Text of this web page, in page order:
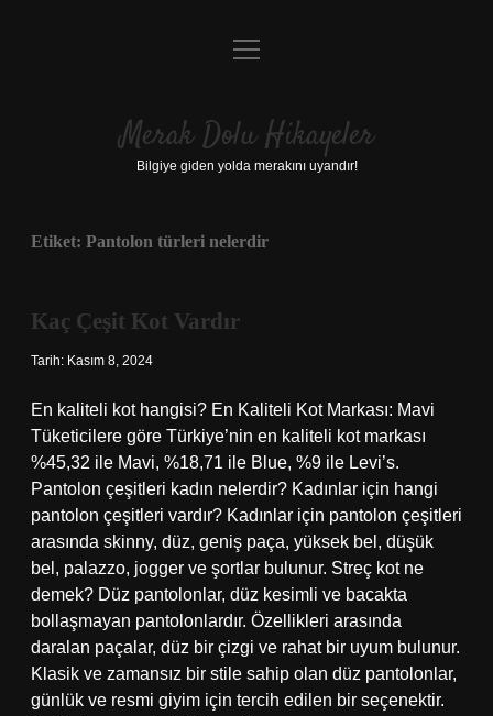
Anasayfa
Yasal Uyarı
menüyü
Merak Dolu Hikayeler
Bilgiye giden yolda merakını uyandır!
Etiket: Pantolon türleri nelerdir
Kaç Çeşit Kot Vardır
Tarih: Kasım 8, 2024
En kaliteli kot hangisi? En Kaliteli Kot Markası: Mavi
Tüketicilere göre Türkiye’nin en kaliteli kot markası
%45,32 ile Mavi, %18,71 ile Blue, %9 ile Levi’s.
Pantolon çeşitleri kadın nelerdir? Kadınlar için hangi
pantolon çeşitleri vardır? Kadınlar için pantolon çeşitleri
arasında skinny, düz, geniş paça, yüksek bel, düşük
bel, palazzo, jogger ve şortlar bulunur. Streç kot ne
demek? Düz pantolonlar, düz kesimli ve bacakta
bollaşmayan pantolonlardır. Özellikleri arasında
daralan paçalar, düz bir çizgi ve rahat bir uyum bulunur.
Klasik ve zamansız bir stile sahip olan düz pantolonlar,
günlük ve resmi giyim için tercih edilen bir seçenektir.